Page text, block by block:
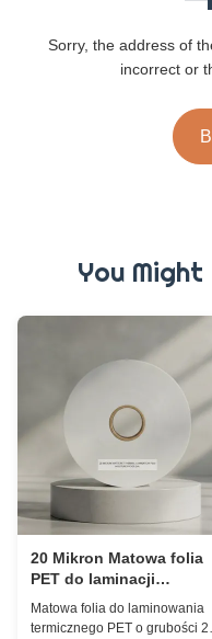
Sorry, the address of
incorrect or
You
20 Mikron Matowa folia
PET do laminacji
termicznej, odporna na
wilgoć, z EVA
Matowa folia do laminowania
termicznego PET o grubości 20